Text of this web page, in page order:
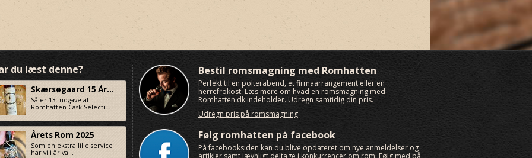
du læst denne?
Skærsøgaard 15 År...
Så er 13. udgave af
Romhatten Cask Selecti...
Årets Rom 2025
Som en ekstra lille service
har vi i år va...
Bestil romsmagning med Romhatten
Perfekt til en polterabend, et firmaarrangement eller en
herrefrokost. Læs mere om hvad en romsmagning med
Romhatten.dk indeholder. Udregn samtidig din pris.
Udregn pris på romsmagning
Følg romhatten på facebook
På facebooksiden kan du blive opdateret om nye anmeldelser og
artikler samt jævnligt deltage i konkurrencer om rom. Følg med på